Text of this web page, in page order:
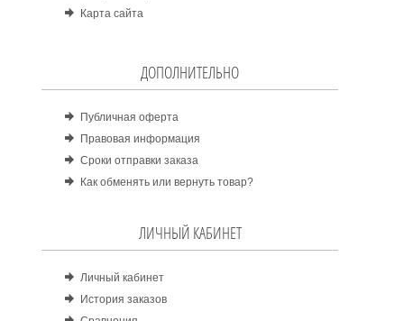
Карта сайта
ДОПОЛНИТЕЛЬНО
Публичная оферта
Правовая информация
Сроки отправки заказа
Как обменять или вернуть товар?
ЛИЧНЫЙ КАБИНЕТ
Личный кабинет
История заказов